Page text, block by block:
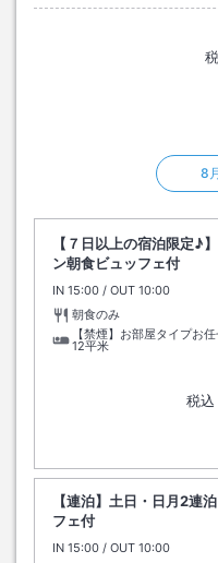
群です！それでいて都内とは違
8
【７日以上の宿泊限定♪
ン朝食ビュッフェ付
IN チェックイン
15:00 / OUT チェックアウト
10:00
朝食のみ
【禁煙】お部屋タイプお
12平米
税込
【連泊】土日・日月2連
フェ付
IN チェックイン
15:00 / OUT チェックアウト
10:00